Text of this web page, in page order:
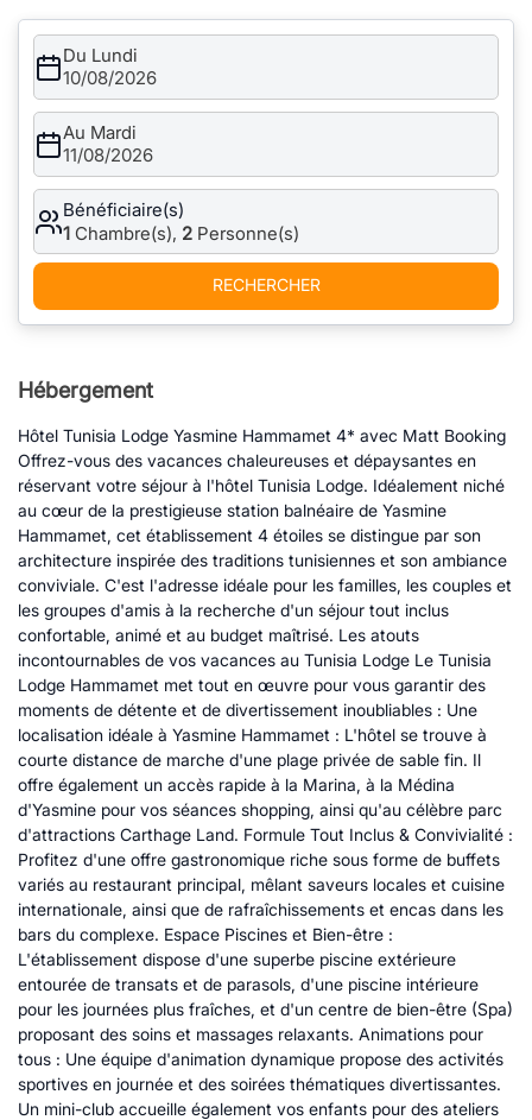
Du Lundi
10/08/2026
Au Mardi
11/08/2026
Bénéficiaire(s)
1 Chambre(s), 2 Personne(s)
RECHERCHER
Hébergement
Hôtel Tunisia Lodge Yasmine Hammamet 4* avec Matt Booking
Offrez-vous des vacances chaleureuses et dépaysantes en
réservant votre séjour à l'hôtel Tunisia Lodge. Idéalement niché
au cœur de la prestigieuse station balnéaire de Yasmine
Hammamet, cet établissement 4 étoiles se distingue par son
architecture inspirée des traditions tunisiennes et son ambiance
conviviale. C'est l'adresse idéale pour les familles, les couples et
les groupes d'amis à la recherche d'un séjour tout inclus
confortable, animé et au budget maîtrisé. Les atouts
incontournables de vos vacances au Tunisia Lodge Le Tunisia
Lodge Hammamet met tout en œuvre pour vous garantir des
moments de détente et de divertissement inoubliables : Une
localisation idéale à Yasmine Hammamet : L'hôtel se trouve à
courte distance de marche d'une plage privée de sable fin. Il
offre également un accès rapide à la Marina, à la Médina
d'Yasmine pour vos séances shopping, ainsi qu'au célèbre parc
d'attractions Carthage Land. Formule Tout Inclus & Convivialité :
Profitez d'une offre gastronomique riche sous forme de buffets
variés au restaurant principal, mêlant saveurs locales et cuisine
internationale, ainsi que de rafraîchissements et encas dans les
bars du complexe. Espace Piscines et Bien-être :
L'établissement dispose d'une superbe piscine extérieure
entourée de transats et de parasols, d'une piscine intérieure
pour les journées plus fraîches, et d'un centre de bien-être (Spa)
proposant des soins et massages relaxants. Animations pour
tous : Une équipe d'animation dynamique propose des activités
sportives en journée et des soirées thématiques divertissantes.
Un mini-club accueille également vos enfants pour des ateliers